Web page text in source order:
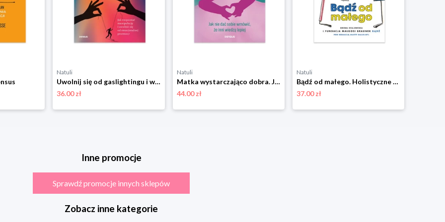
Natuli
Uwolnij się od gaslightingu i wróć do równowagi! Sensus
36.00 zł
Natuli
Matka wystarczająco dobra. Jak nie dać sobie wmówić, że inni wiedzą lepiej Sensus
44.00 zł
Natuli
Bądź od małego. Holistyczne spojrzenie na zdrowie psychiczne dzieci Sensus
37.00 zł
Inne promocje
Sprawdź promocje innych sklepów
Zobacz inne kategorie